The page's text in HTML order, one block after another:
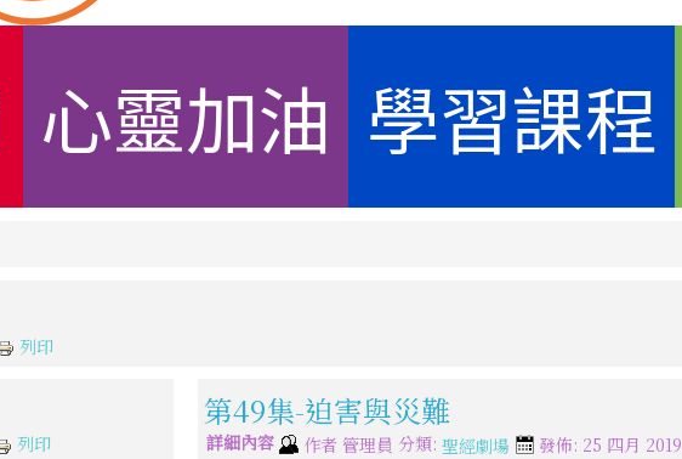
心靈加油 學習課程
列印
列印
第49集-迫害與災難
詳細內容 作者 管理員 分類: 聖經劇場 發佈: 25 四月 2019